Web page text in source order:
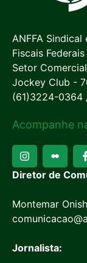
ANFFA
Fiscais
Setor
Jockey Club -
(61)3224-0364
Acompanhe
Diretor de
Montemar
Jornalista: